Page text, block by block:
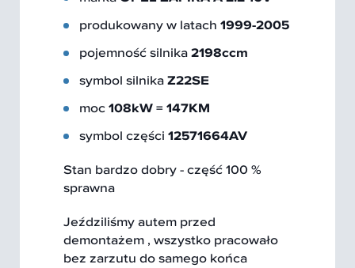
produkowany w latach 1999-2005
pojemność silnika2198ccm
symbol silnikaZ22SE
moc108kW = 147KM
symbol części 12571664AV
Stan bardzo dobry - część 100 %
sprawna
Jeździliśmy autem przed
demontażem , wszystko pracowało
bez zarzutu do samego końca